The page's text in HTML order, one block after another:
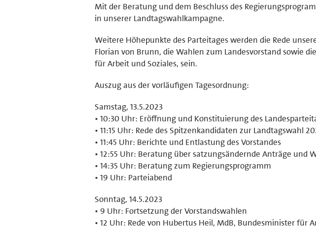
Mit der Beratung und dem Beschluss des
in unserer Landtagswahlkampagne.
Weitere Höhepunkte des Parteitages werden die Rede
Florian von Brunn, die Wahlen zum Landesvorstand sowie
für Arbeit und Soziales, sein.
Auszug aus der vorläufigen Tagesordnung:
Samstag, 13.5.2023
• 10:30 Uhr: Eröffnung und Konstituierung des
• 11:15 Uhr: Rede des Spitzenkandidaten zur Landtagswahl
• 11:45 Uhr: Berichte und Entlastung des Vorstandes
• 12:55 Uhr: Beratung über satzungsändernde Anträge und
• 14:35 Uhr: Beratung zum Regierungsprogramm
• 19 Uhr: Parteiabend
Sonntag, 14.5.2023
• 9 Uhr: Fortsetzung der Vorstandswahlen
• 12 Uhr: Rede von Hubertus Heil, MdB, Bundesminister für